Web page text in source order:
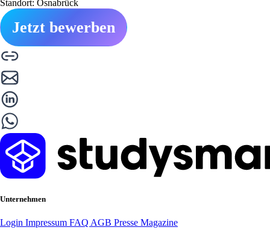
Standort: Osnabrück
Jetzt bewerben
Unternehmen
Login Impressum FAQ AGB Presse Magazine